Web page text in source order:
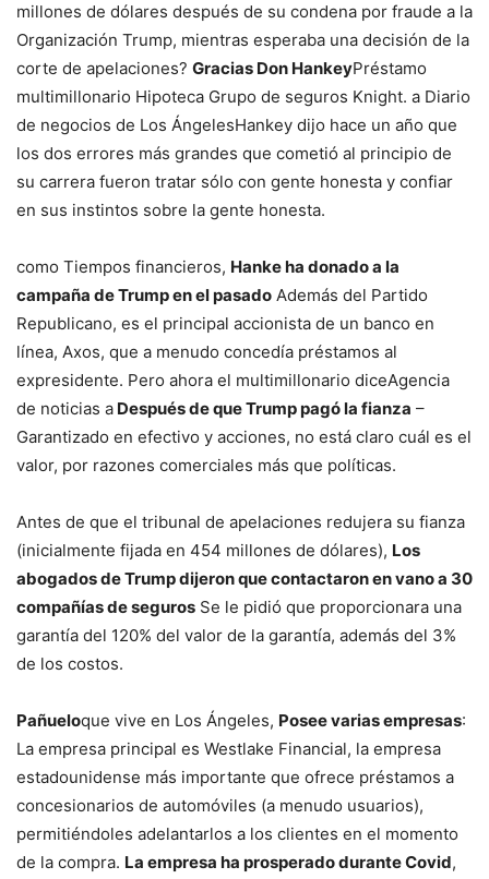
millones de dólares después de su condena por fraude a la
Organización Trump, mientras esperaba una decisión de la
corte de apelaciones? Gracias Don HankeyPréstamo
multimillonario Hipoteca Grupo de seguros Knight. a Diario
de negocios de Los ÁngelesHankey dijo hace un año que
los dos errores más grandes que cometió al principio de
su carrera fueron tratar sólo con gente honesta y confiar
en sus instintos sobre la gente honesta.
como Tiempos financieros, Hanke ha donado a la
campaña de Trump en el pasado Además del Partido
Republicano, es el principal accionista de un banco en
línea, Axos, que a menudo concedía préstamos al
expresidente. Pero ahora el multimillonario diceAgencia
de noticias a Después de que Trump pagó la fianza –
Garantizado en efectivo y acciones, no está claro cuál es el
valor, por razones comerciales más que políticas.
Antes de que el tribunal de apelaciones redujera su fianza
(inicialmente fijada en 454 millones de dólares), Los
abogados de Trump dijeron que contactaron en vano a 30
compañías de seguros Se le pidió que proporcionara una
garantía del 120% del valor de la garantía, además del 3%
de los costos.
Pañueloque vive en Los Ángeles, Posee varias empresas:
La empresa principal es Westlake Financial, la empresa
estadounidense más importante que ofrece préstamos a
concesionarios de automóviles (a menudo usuarios),
permitiéndoles adelantarlos a los clientes en el momento
de la compra. La empresa ha prosperado durante Covid,